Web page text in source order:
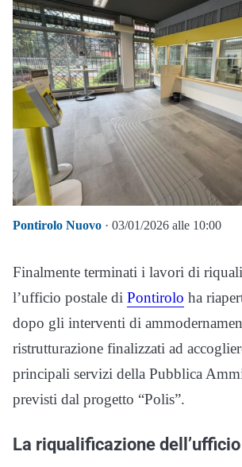
Pontirolo Nuovo · 03/01/2026 alle 10:00
Finalmente terminati i lavori di
l’ufficio postale di Pontirolo ha
dopo gli interventi di
ristrutturazione finalizzati ad
principali servizi della Pubblica
previsti dal progetto “Polis”.
La riqualificazione